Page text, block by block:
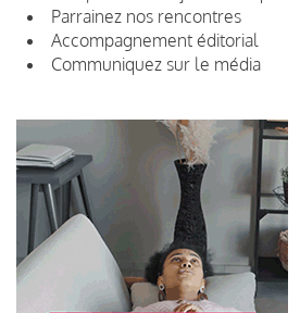
Parrainez nos rencontres
Accompagnement éditorial
Communiquez sur le média